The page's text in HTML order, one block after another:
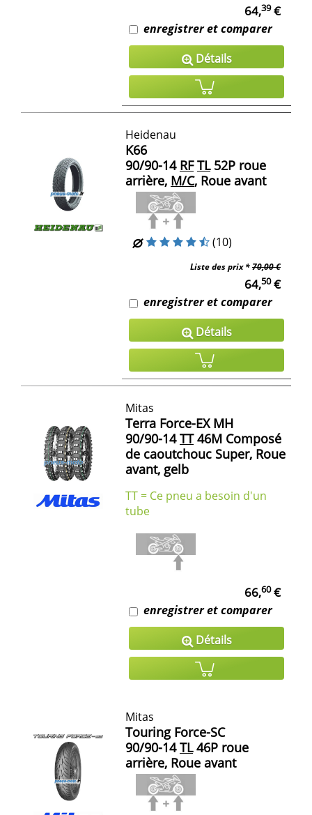
64,39€
enregistrer et comparer
Détails
Heidenau
K66
90/90-14 RF TL52P roue
arrière, M/C, Roue avant
(10)
Liste des prix *70,00 €
64,50€
enregistrer et comparer
Détails
Mitas
Terra Force-EX MH
90/90-14 TT46M Composé
de caoutchouc Super, Roue
avant, gelb
TT = Ce pneu a besoin d'un
tube
66,60€
enregistrer et comparer
Détails
Mitas
Touring Force-SC
90/90-14 TL46P roue
arrière, Roue avant